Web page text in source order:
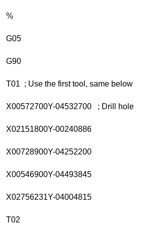
%
G05
G90
T01 ; Use the first tool, same below
X00572700Y-04532700 ; Drill hole
X02151800Y-00240886
X00728900Y-04252200
X00546900Y-04493845
X02756231Y-04004815
T02